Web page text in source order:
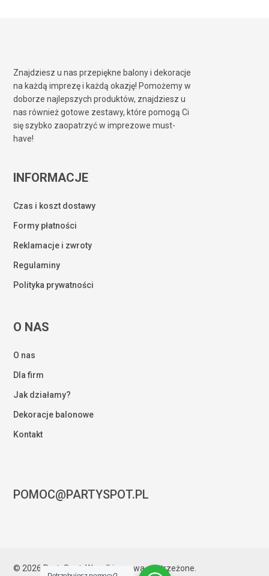
Znajdziesz u nas przepiękne balony i dekoracje
na każdą imprezę i każdą okazję! Pomożemy w
doborze najlepszych produktów, znajdziesz u
nas również gotowe zestawy, które pomogą Ci
się szybko zaopatrzyć w imprezowe must-
have!
INFORMACJE
Czas i koszt dostawy
Formy płatności
Reklamacje i zwroty
Regulaminy
Polityka prywatności
O NAS
O nas
Dla firm
Jak działamy?
Dekoracje balonowe
Kontakt
POMOC@PARTYSPOT.PL
© 2026 PartySpot. Wszelkie prawa zastrzeżone.